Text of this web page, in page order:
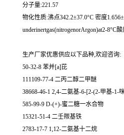
分子量:221.57
物化性质:沸点342.2±37.0°C 密度
underinertgas(nitrogenorArgon)at2-8°C
生产厂家优惠供应以下品种,欢迎咨询:
50-32-8 苯并[a]芘
111109-77-4 二丙二醇二甲醚
38668-46-1 2,4-二氨基-6-[2-(2-甲基-1-
585-99-9 D-(+)-蜜二糖一水合物
15321-51-4 二壬羰基铁
2783-17-7 1,12-二氨基十二烷